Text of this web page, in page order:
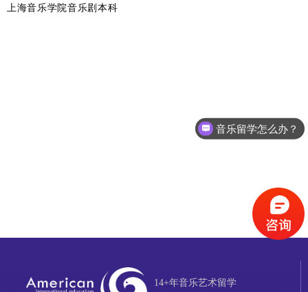
上海音乐学院音乐剧本科
14+年音乐艺术留学
音乐留学怎么办？